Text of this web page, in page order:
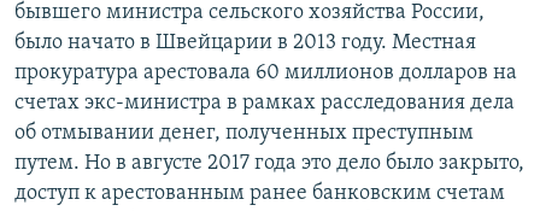
бывшего министра сельского хозяйства России,
было начато в Швейцарии в 2013 году. Местная
прокуратура арестовала 60 миллионов долларов на
счетах экс-министра в рамках расследования дела
об отмывании денег, полученных преступным
путем. Но в августе 2017 года это дело было закрыто,
доступ к арестованным ранее банковским счетам